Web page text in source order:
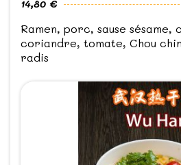
14,80 €
Ramen, porc, sause
coriandre, tomate, Chou
radis